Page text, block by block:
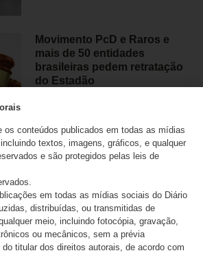
Movimento PcD e Raros e
mais de 50 entidades
brasileiras pedem retratação
do Estadão
os conteúdos publicados em todas as mídias
textos, imagens, gráficos, e qualquer
e são protegidos pelas leis de
em todas as mídias sociais do Diário
distribuídas, ou transmitidas de
meio, incluindo fotocópia, gravação,
ou mecânicos, sem a prévia
titular dos direitos autorais, de acordo com